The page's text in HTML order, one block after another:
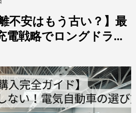
不安はもう古い？】最
電戦略でロングドライ